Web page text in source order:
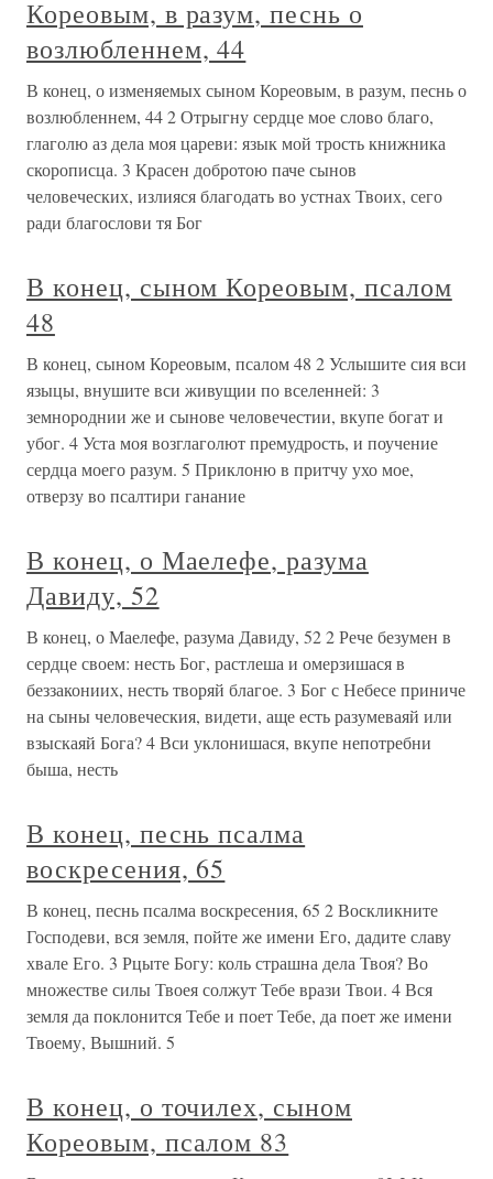
Кореовым, в разум, песнь о
возлюбленнем, 44
В конец, о изменяемых сыном Кореовым, в разум, песнь о
возлюбленнем, 44 2 Отрыгну сердце мое слово благо,
глаголю аз дела моя цареви: язык мой трость книжника
скорописца. 3 Красен добротою паче сынов
человеческих, излияся благодать во устнах Твоих, сего
ради благослови тя Бог
В конец, сыном Кореовым, псалом
48
В конец, сыном Кореовым, псалом 48 2 Услышите сия вси
языцы, внушите вси живущии по вселенней: 3
земнороднии же и сынове человечестии, вкупе богат и
убог. 4 Уста моя возглаголют премудрость, и поучение
сердца моего разум. 5 Приклоню в притчу ухо мое,
отверзу во псалтири ганание
В конец, о Маелефе, разума
Давиду, 52
В конец, о Маелефе, разума Давиду, 52 2 Рече безумен в
сердце своем: несть Бог, растлеша и омерзишася в
беззакониих, несть творяй благое. 3 Бог с Небесе приниче
на сыны человеческия, видети, аще есть разумеваяй или
взыскаяй Бога? 4 Вси уклонишася, вкупе непотребни
быша, несть
В конец, песнь псалма
воскресения, 65
В конец, песнь псалма воскресения, 65 2 Воскликните
Господеви, вся земля, пойте же имени Его, дадите славу
хвале Его. 3 Рцыте Богу: коль страшна дела Твоя? Во
множестве силы Твоея солжут Тебе врази Твои. 4 Вся
земля да поклонится Тебе и поет Тебе, да поет же имени
Твоему, Вышний. 5
В конец, о точилех, сыном
Кореовым, псалом 83